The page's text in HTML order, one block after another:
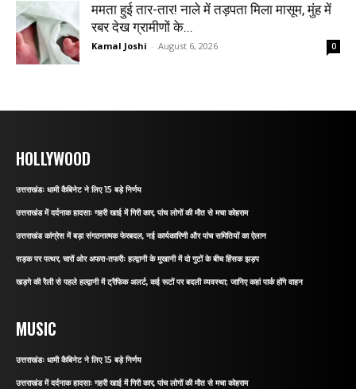
ममता हुई तार-तार! नाले में तड़पता मिला मासूम, मुंह में
रबर देख ग्रामीणों के...
Kamal Joshi - August 6, 2026 0
HOLLYWOOD
उत्तराखंडः धामी कैबिनेट ने लिए 15 बड़े निर्णय
उत्तराखंड में दर्दनाक हादसाः गहरी खाई में गिरी कार, पांच लोगों की मौत से मचा कोहराम
उत्तराखंड कांग्रेस में बड़ा संगठनात्मक फेरबदल, नई कार्यकारिणी और पांच समितियों का ऐलान
सड़क पर पत्थर, चारों ओर अफरा-तफरीः हल्द्वानी के मुखानी में दो गुटों के बीच हिंसक झड़प
खड़गे की रैली से पहले हल्द्वानी में ट्रैफिक अलर्ट, कई रूटों पर बदली व्यवस्था; जानिए कहां पार्क होंगे वाहन
MUSIC
उत्तराखंडः धामी कैबिनेट ने लिए 15 बड़े निर्णय
उत्तराखंड में दर्दनाक हादसाः गहरी खाई में गिरी कार, पांच लोगों की मौत से मचा कोहराम